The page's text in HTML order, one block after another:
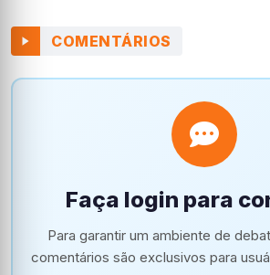
COMENTÁRIOS
Faça login para
Para garantir um ambiente de
comentários são exclusivos para